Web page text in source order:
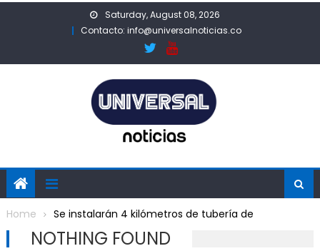
Saturday, August 08, 2026
Contacto: info@universalnoticias.co
Home Se instalarán 4 kilómetros de tubería de
NOTHING FOUND